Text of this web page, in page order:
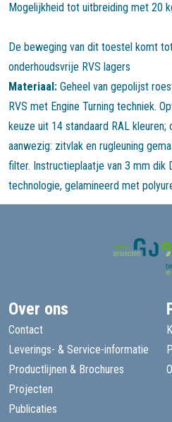
Mogelijkheid tot uitbreiding met 20
De beweging van dit toestel komt
onderhoudsvrije RVS lagers
Materiaal: Geheel van gepolijst
RVS met Engine Turning techniek.
keuze uit 14 standaard RAL kleuren;
aanwezig: zitvlak en rugleuning
filter. Instructieplaatje van 3 mm dik
technologie, gelamineerd met
Over ons
Contact
Leverings- & Service-informatie
Productlijnen & Brochures
Projecten
Publicaties